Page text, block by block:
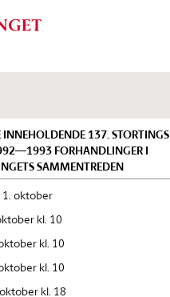
137. STORTINGS
FORHANDLINGER I
SAMMENTREDEN
1. oktober
kl. 10
kl. 10
kl. 10
kl. 18